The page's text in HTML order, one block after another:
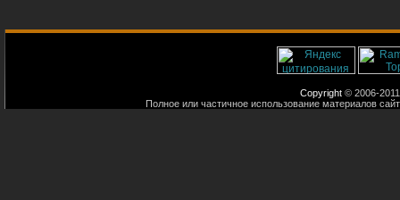
Copyright © 2006-
Полное или частичное использование материалов